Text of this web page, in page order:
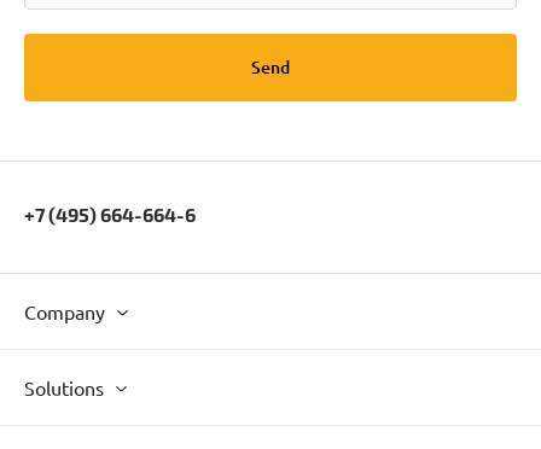
Send
+7 (495) 664-664-6
Company
Solutions